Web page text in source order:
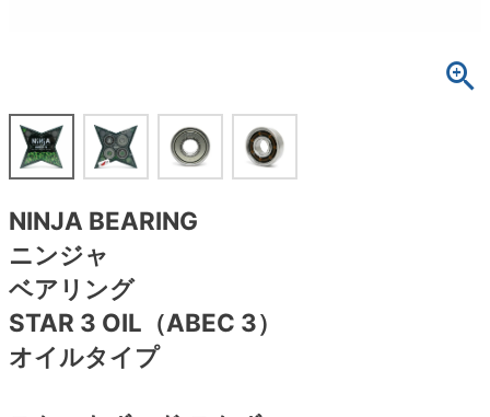
NINJA BEARING
ニンジャ
ベアリング
STAR 3 OIL（ABEC 3）
オイルタイプ
8.4inch
8.5inch
8.6inch
8.7inch
8.5inch
8.6inch
8.7inch
8.8inch
64mm
65mm
70mm
72mm
練習用アイテム（初心者におすすめ）
スケートケース・バッグ
メディア（雑誌・DVD・CD）
27.5cm
28cm
28.5cm
29cm
キャップ
ソックス
アンダーウエア
サイズの測り方